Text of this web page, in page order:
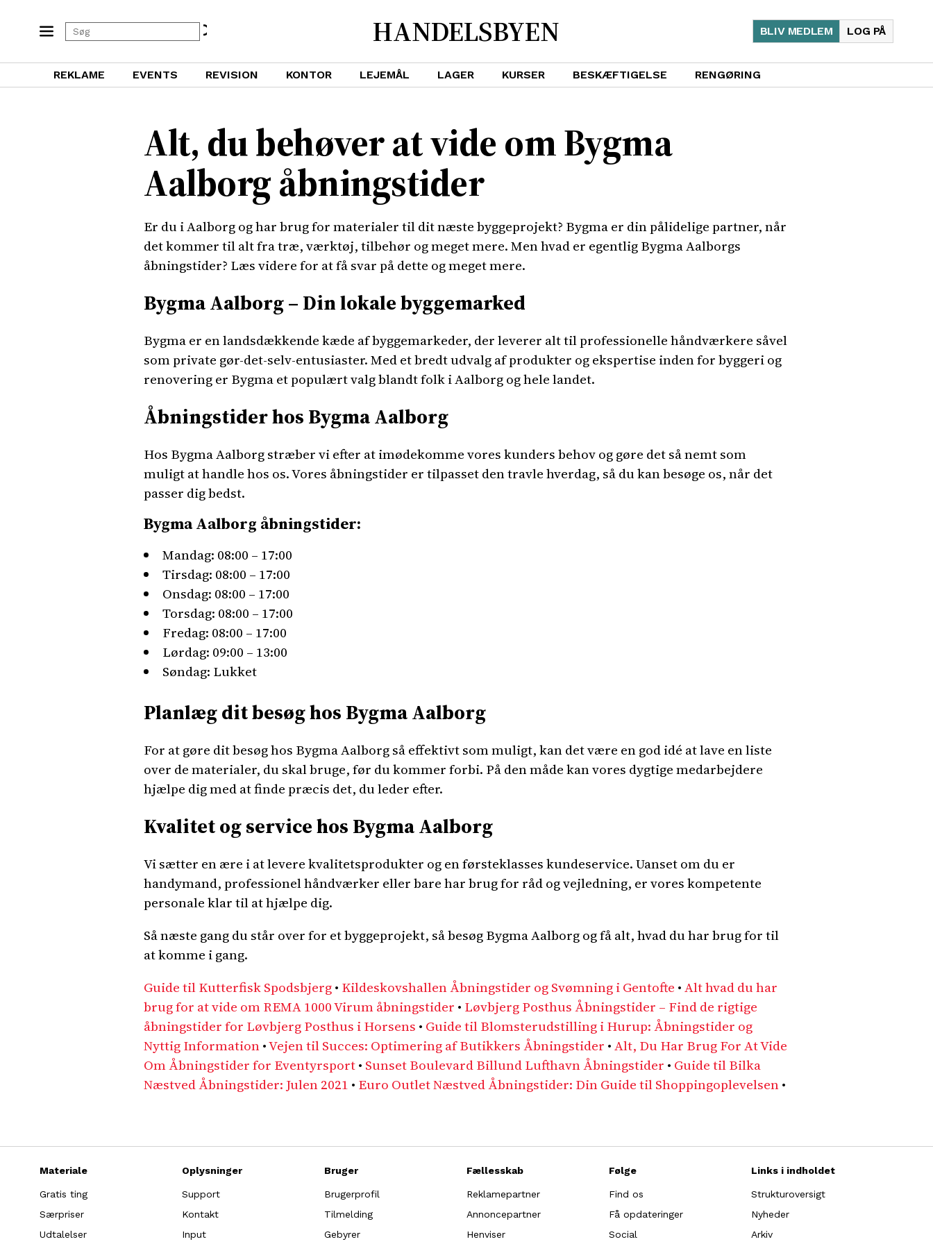
HANDELSBYEN LOG PÅ
BLIV MEDLEM
REKLAME EVENTS REVISION KONTOR LEJEMÅL LAGER KURSER BESKÆFTIGELSE RENGØRING
Alt, du behøver at vide om Bygma
Aalborg åbningstider
Er du i Aalborg og har brug for materialer til dit næste byggeprojekt? Bygma er din pålidelige partner, når
det kommer til alt fra træ, værktøj, tilbehør og meget mere. Men hvad er egentlig Bygma Aalborgs
åbningstider? Læs videre for at få svar på dette og meget mere.
Bygma Aalborg – Din lokale byggemarked
Bygma er en landsdækkende kæde af byggemarkeder, der leverer alt til professionelle håndværkere såvel
som private gør-det-selv-entusiaster. Med et bredt udvalg af produkter og ekspertise inden for byggeri og
renovering er Bygma et populært valg blandt folk i Aalborg og hele landet.
Åbningstider hos Bygma Aalborg
Hos Bygma Aalborg stræber vi efter at imødekomme vores kunders behov og gøre det så nemt som
muligt at handle hos os. Vores åbningstider er tilpasset den travle hverdag, så du kan besøge os, når det
passer dig bedst.
Bygma Aalborg åbningstider:
Mandag: 08:00 – 17:00
Tirsdag: 08:00 – 17:00
Onsdag: 08:00 – 17:00
Torsdag: 08:00 – 17:00
Fredag: 08:00 – 17:00
Lørdag: 09:00 – 13:00
Søndag: Lukket
Planlæg dit besøg hos Bygma Aalborg
For at gøre dit besøg hos Bygma Aalborg så effektivt som muligt, kan det være en god idé at lave en liste
over de materialer, du skal bruge, før du kommer forbi. På den måde kan vores dygtige medarbejdere
hjælpe dig med at finde præcis det, du leder efter.
Kvalitet og service hos Bygma Aalborg
Vi sætter en ære i at levere kvalitetsprodukter og en førsteklasses kundeservice. Uanset om du er
handymand, professionel håndværker eller bare har brug for råd og vejledning, er vores kompetente
personale klar til at hjælpe dig.
Så næste gang du står over for et byggeprojekt, så besøg Bygma Aalborg og få alt, hvad du har brug for til
at komme i gang.
Guide til Kutterfisk Spodsbjerg• Kildeskovshallen Åbningstider og Svømning i Gentofte •Alt hvad du har
brug for at vide om REMA 1000 Virum åbningstider • Løvbjerg Posthus Åbningstider – Find de rigtige
åbningstider for Løvbjerg Posthus i Horsens • Guide til Blomsterudstilling i Hurup: Åbningstider og
Nyttig Information•Vejen til Succes: Optimering af Butikkers Åbningstider •Alt, Du Har Brug For At Vide
Om Åbningstider for Eventyrsport• Sunset Boulevard Billund Lufthavn Åbningstider • Guide til Bilka
Næstved Åbningstider: Julen 2021 • Euro Outlet Næstved Åbningstider: Din Guide til Shoppingoplevelsen•
Materiale
Gratis ting
Særpriser
Udtalelser
Oplysninger
Support
Kontakt
Input
Bruger
Brugerprofil
Tilmelding
Gebyrer
Fællesskab
Reklamepartner
Annoncepartner
Henviser
Følge
Find os
Få opdateringer
Social
Links i indholdet
Strukturoversigt
Nyheder
Arkiv